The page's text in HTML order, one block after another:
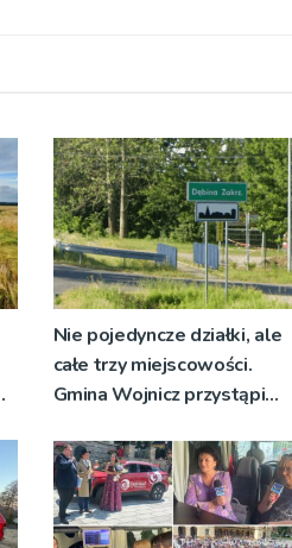
Nie pojedyncze działki, ale
całe trzy miejscowości.
Gmina Wojnicz przystąpi
planistycznych